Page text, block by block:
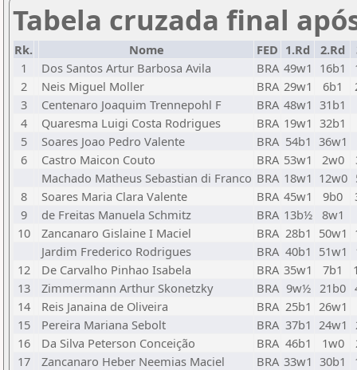
Tabela cruzada final
Rk. Nome FED 1.Rd 2.Rd
1
Dos Santos Artur Barbosa Avila BRA 49w1 16b1
2
Neis Miguel Moller BRA 29w1 6b1
3
Centenaro Joaquim Trennepohl F BRA 48w1 31b1
4
Quaresma Luigi Costa Rodrigues BRA 19w1 32b1
5
Soares Joao Pedro Valente BRA 54b1 36w1
6
Castro Maicon Couto BRA 53w1 2w0
Machado Matheus Sebastian di Franco BRA 18w1 12w0
8
Soares Maria Clara Valente BRA 45w1 9b0
9
de Freitas Manuela Schmitz BRA 13b½ 8w1
10
Zancanaro Gislaine I Maciel BRA 28b1 50w1
Jardim Frederico Rodrigues
BRA 40b1 51w1
12
De Carvalho Pinhao Isabela BRA 35w1 7b1
13
Zimmermann Arthur Skonetzky BRA 9w½ 21b0
14
Reis Janaina de Oliveira BRA 25b1 26w1
15
Pereira Mariana Sebolt BRA 37b1 24w1
16
Da Silva Peterson Conceição BRA 46b1 1w0
17
Zancanaro Heber Neemias Maciel BRA 33w1 30b1